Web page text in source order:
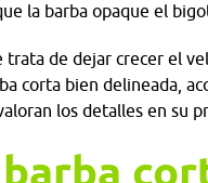
la barba opaque el
trata de dejar crecer el
corta bien delineada,
los detalles en su